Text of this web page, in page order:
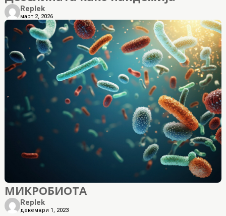
Replek
март 2, 2026
МИКРОБИОТА
Replek
декември 1, 2023